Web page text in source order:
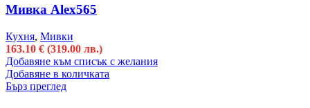
Мивка Alex565
Кухня, Мивки
163.10 € (319.00 лв.)
Добавяне към списък с желания
Добавяне в количката
Бърз преглед